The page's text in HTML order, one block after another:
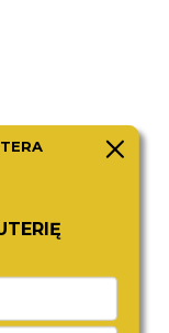
COOPER
290,-